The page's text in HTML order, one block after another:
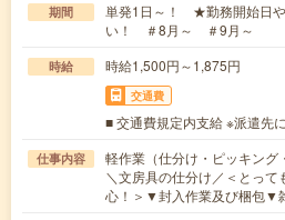
期間
単発1日～！ ★勤務開始日や
い！ ＃8月～ ＃9月～
時給 時給1,500円～1,875円
交通費
■ 交通費規定内支給 ※派遣先
仕事内容
軽作業（仕分け・ピッキング
＼文房具の仕分け／＜とっ
心！＞▼封入作業及び梱包▼